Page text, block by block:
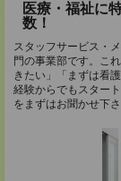
医療・福祉に
数！
スタッフサービス・
門の事業部です。こ
きたい」「まずは看
経験からでもスター
をまずはお聞かせ下さ